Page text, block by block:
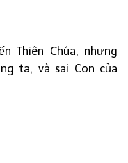
Thiên Chúa, nhưng
ta, và sai Con của